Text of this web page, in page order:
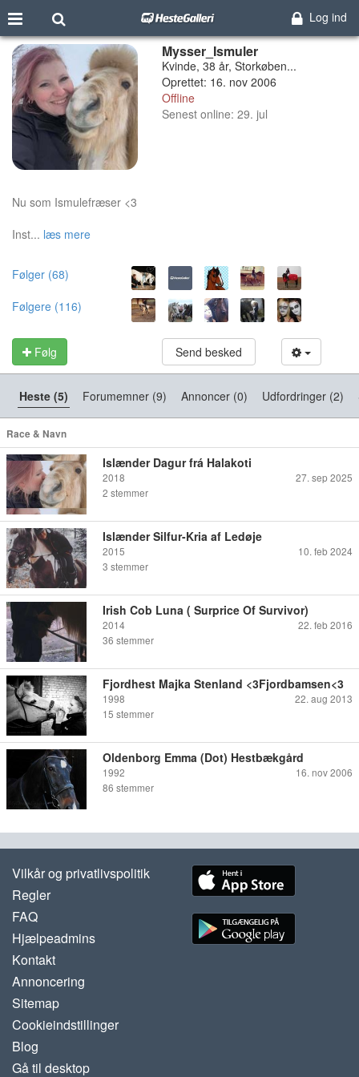
Log ind
Mysser_Ismuler
Kvinde, 38 år, Storkøben...
Oprettet: 16. nov 2006
Offline
Senest online: 29. jul
Nu som Ismulefræser <3
Inst... læs mere
Følger (68)
Følgere (116)
Følg Send besked
Heste (5) Forumemner (9) Annoncer (0) Udfordringer (2)
Race & Navn
Islænder Dagur frá Halakoti
2018
27. sep 2025
2 stemmer
Islænder Silfur-Kria af Ledøje
2015
10. feb 2024
3 stemmer
Irish Cob Luna ( Surprice Of Survivor)
2014
22. feb 2016
36 stemmer
Fjordhest Majka Stenland <3Fjordbamsen<3
1998
22. aug 2013
15 stemmer
Oldenborg Emma (Dot) Hestbækgård
1992
16. nov 2006
86 stemmer
Vilkår og privatlivspolitik
Regler
FAQ
Hjælpeadmins
Kontakt
Annoncering
Sitemap
Cookieindstillinger
Blog
Gå til desktop